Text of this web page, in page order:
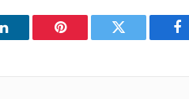
فيسبوك تويتر بينتيريست